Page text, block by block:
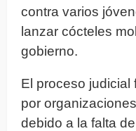
contra varios
lanzar cócteles
gobierno.
El proceso judicial
por
debido a la falta